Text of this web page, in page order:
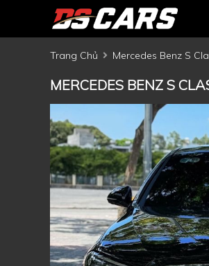
Trang Chủ Mercedes Benz S
MERCEDES BENZ S